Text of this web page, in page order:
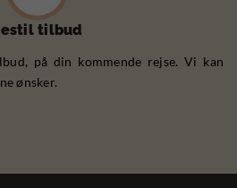
tilbud
på din kommende rejse. Vi kan
ønsker.